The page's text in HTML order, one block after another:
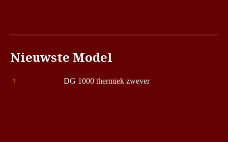
Nieuwste Model
DG 1000 thermiek zwever